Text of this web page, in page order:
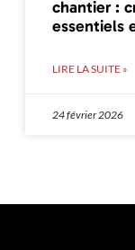
chantier :
essentiels
LIRE LA SUITE »
24 février 2026